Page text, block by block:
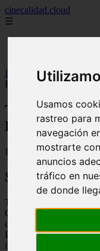
Usamos
rastreo para
navegación
mostrarte
anuncios
tráfico en
de donde
cinecalidad.cloud
☰
Inicio finalexplicadolat
Explicado
Tita Cervera,
Explicado
📅 13/02/2026
Sinopsis
Tita Cervera, la
Carmen Cervera, una
convertirse en una de las
El documental explora
infancia hasta su